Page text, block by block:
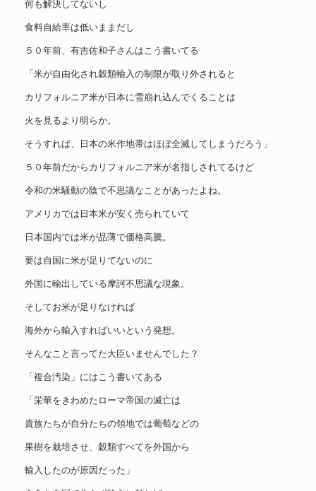
何も解決してないし
食料自給率は低いままだし
５０年前、有吉佐和子さんはこう書いてる
「米が自由化され穀類輸入の制限が取り外されると
カリフォルニア米が日本に雪崩れ込んでくることは
火を見るより明らか。
そうすれば、日本の米作地帯はほぼ全滅してしまうだろう」
５０年前だからカリフォルニア米が名指しされてるけど
令和の米騒動の陰で不思議なことがあったよね。
アメリカでは日本米が安く売られていて
日本国内では米が品薄で価格高騰。
要は自国に米が足りてないのに
外国に輸出している摩訶不思議な現象。
そしてお米が足りなければ
海外から輸入すればいいという発想。
そんなこと言ってた大臣いませんでした？
「複合汚染」にはこう書いてある
「栄華をきわめたローマ帝国の滅亡は
貴族たちが自分たちの領地では葡萄などの
果樹を栽培させ、穀類すべてを外国から
輸入したのが原因だった」